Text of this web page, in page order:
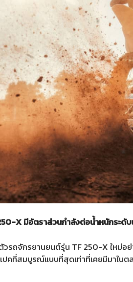
X มีอัตราส่วนกำลังต่อน้ำหนักระดั
วรถจักรยานยนต์รุ่น TF 250-X ใหม่
ปคที่สมบูรณ์แบบที่สุดเท่าที่เคยมีมาใน